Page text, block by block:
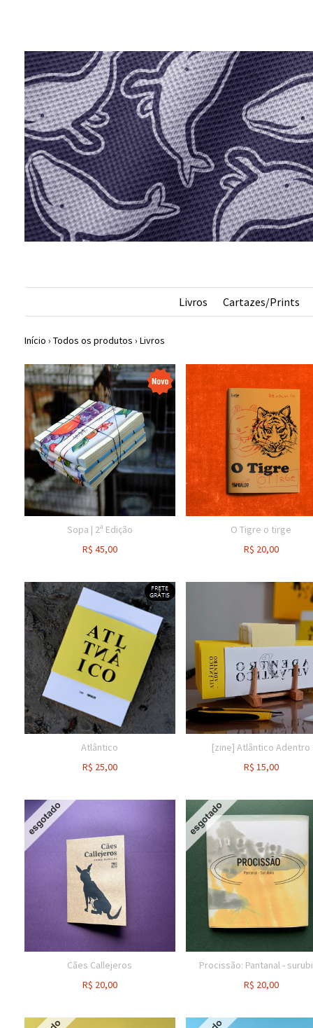
Livros Cartazes/Prints
Início › Todos os produtos › Livros
Sopa | 2ª Edição
R$ 45,00
O Tigre o tirge
R$ 20,00
Atlântico
R$ 25,00
[zine] Atlântico Adentro
R$ 15,00
Cães Callejeros
R$ 20,00
Procissão: Pantanal -
R$ 20,00